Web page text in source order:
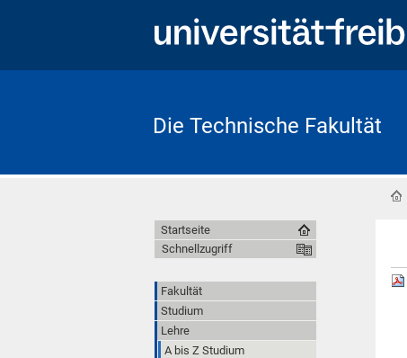
Die Technische Fakultät
Startseite
Schnellzugriff
Fakultät
Studium
Lehre
A bis Z Studium